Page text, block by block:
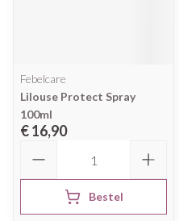
Febelcare
Lilouse Protect Spray
100ml
€ 16,90
Bestel